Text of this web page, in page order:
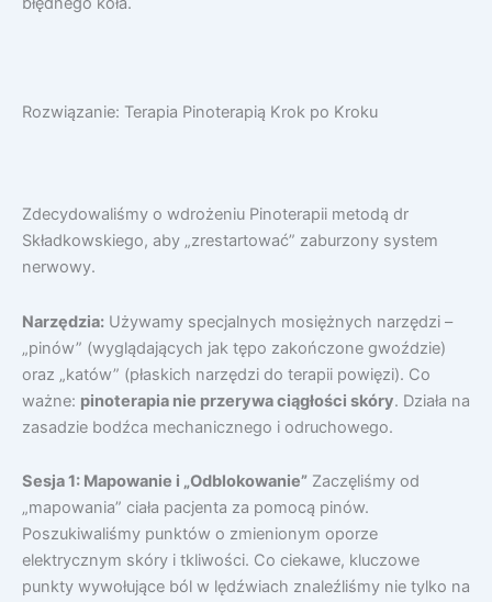
Rozwiązanie: Terapia Pinoterapią Krok po Kroku
Zdecydowaliśmy o wdrożeniu Pinoterapii metodą dr
Składkowskiego, aby „zrestartować” zaburzony system
nerwowy.
Narzędzia: Używamy specjalnych mosiężnych narzędzi –
„pinów” (wyglądających jak tępo zakończone gwoździe)
oraz „katów” (płaskich narzędzi do terapii powięzi). Co
ważne: pinoterapia nie przerywa ciągłości skóry. Działa na
zasadzie bodźca mechanicznego i odruchowego.
Sesja 1: Mapowanie i „Odblokowanie” Zaczęliśmy od
„mapowania” ciała pacjenta za pomocą pinów.
Poszukiwaliśmy punktów o zmienionym oporze
elektrycznym skóry i tkliwości. Co ciekawe, kluczowe
punkty wywołujące ból w lędźwiach znaleźliśmy nie tylko na